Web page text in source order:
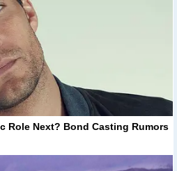
Role Next? Bond Casting Rumors